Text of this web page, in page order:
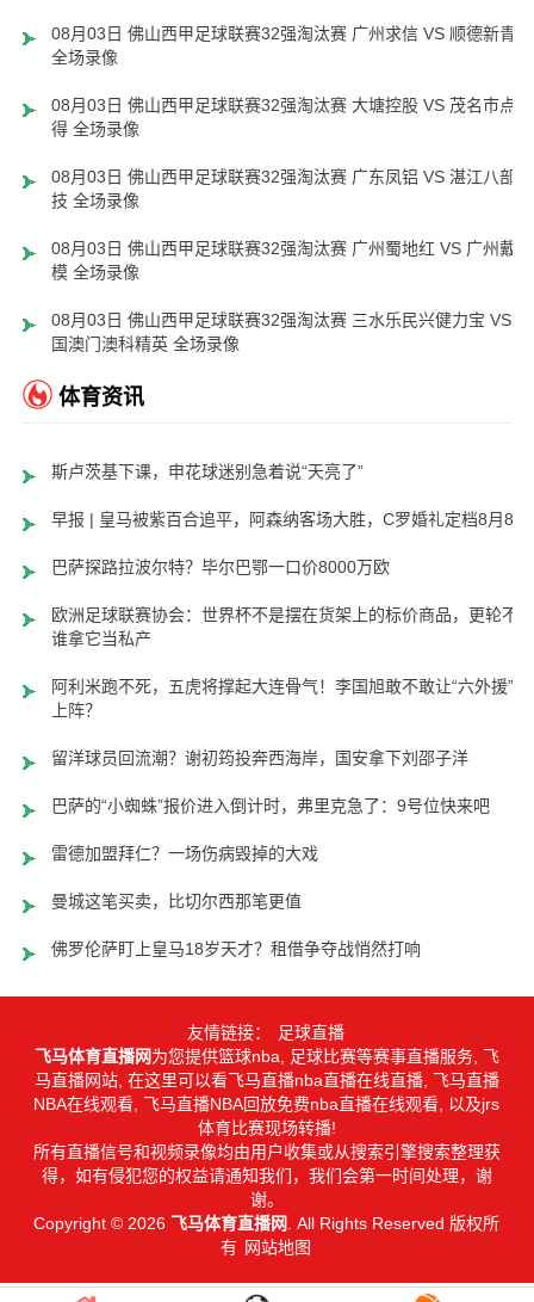
08月03日 佛山西甲足球联赛32强淘汰赛 广州求信 VS 顺德新青年
全场录像
08月03日 佛山西甲足球联赛32强淘汰赛 大塘控股 VS 茂名市点都
得 全场录像
08月03日 佛山西甲足球联赛32强淘汰赛 广东凤铝 VS 湛江八部科
技 全场录像
08月03日 佛山西甲足球联赛32强淘汰赛 广州蜀地红 VS 广州戴拿
模 全场录像
08月03日 佛山西甲足球联赛32强淘汰赛 三水乐民兴健力宝 VS 中
国澳门澳科精英 全场录像
体育资讯
斯卢茨基下课，申花球迷别急着说“天亮了”
早报 | 皇马被紫百合追平，阿森纳客场大胜，C罗婚礼定档8月8日
巴萨探路拉波尔特？毕尔巴鄂一口价8000万欧
欧洲足球联赛协会：世界杯不是摆在货架上的标价商品，更轮不到
谁拿它当私产
阿利米跑不死，五虎将撑起大连骨气！李国旭敢不敢让“六外援”齐
上阵？
留洋球员回流潮？谢初筠投奔西海岸，国安拿下刘邵子洋
巴萨的“小蜘蛛”报价进入倒计时，弗里克急了：9号位快来吧
雷德加盟拜仁？一场伤病毁掉的大戏
曼城这笔买卖，比切尔西那笔更值
佛罗伦萨盯上皇马18岁天才？租借争夺战悄然打响
友情链接：
足球直播
飞马体育直播网为您提供篮球nba, 足球比赛等赛事直播服务, 飞
马直播网站, 在这里可以看飞马直播nba直播在线直播, 飞马直播
NBA在线观看, 飞马直播NBA回放免费nba直播在线观看, 以及jrs
体育比赛现场转播!
所有直播信号和视频录像均由用户收集或从搜索引擎搜索整理获
得，如有侵犯您的权益请通知我们，我们会第一时间处理，谢
谢。
Copyright © 2026 飞马体育直播网
. All Rights Reserved 版权所
有 网站地图